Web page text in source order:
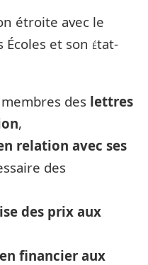
étroite avec le
Écoles et son État-
des lettres
,
relation avec ses
des
des prix aux
financier aux